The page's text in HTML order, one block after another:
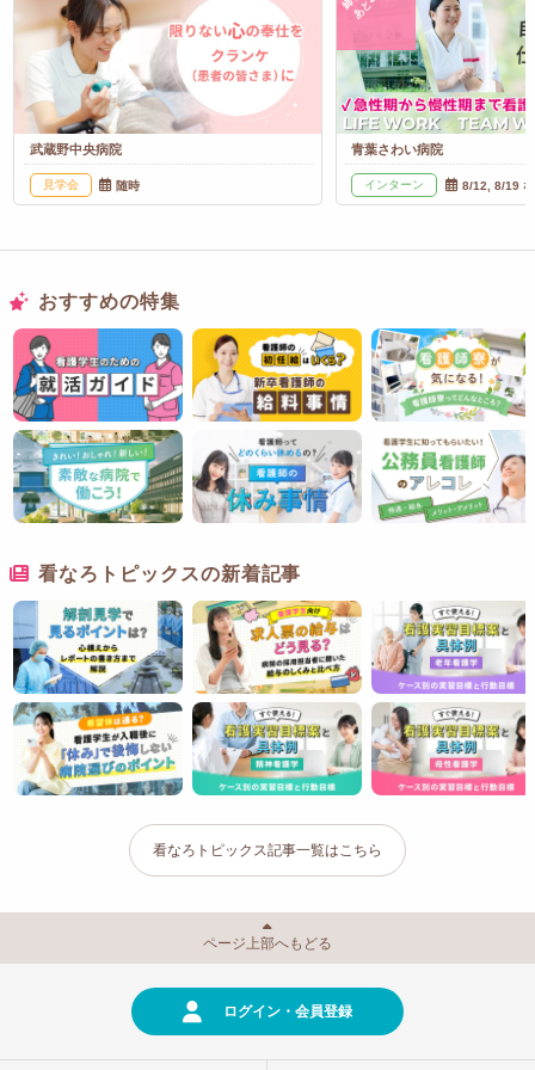
武蔵野中央病院
見学会 随時
あと
青葉さわい病院
インターン 8/12, 8/19
おすすめの特集
看なろトピックスの新着記事
看なろトピックス記事一覧はこちら
ページ上部へもどる
ログイン・会員登録